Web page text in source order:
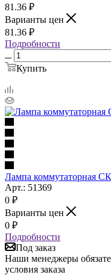
81.36 ₽
Варианты цен
81.36 ₽
Подробности
Купить
Лампа коммутаторная
Арт.: 51369
0 ₽
Варианты цен
0 ₽
Подробности
Под заказ
Наши менеджеры
условия заказа